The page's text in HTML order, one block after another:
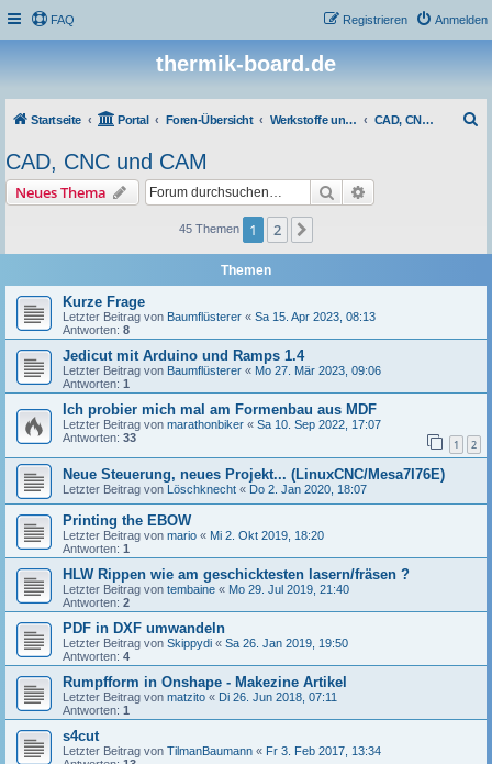
FAQ Anmelden
Registrieren
thermik-board.de
Startseite Portal Foren-Übersicht Werkstoffe und Bearbeitung CAD, CNC und CAM
CAD, CNC und CAM
Neues Thema Suche
45 Themen 1 2
Themen
Kurze Frage
Letzter Beitrag von Baumflüsterer « Sa 15. Apr 2023, 08:13
Antworten: 8
Jedicut mit Arduino und Ramps 1.4
Letzter Beitrag von Baumflüsterer « Mo 27. Mär 2023, 09:06
Antworten: 1
Ich probier mich mal am Formenbau aus MDF
Letzter Beitrag von marathonbiker « Sa 10. Sep 2022, 17:07
Antworten: 33 1 2
Neue Steuerung, neues Projekt... (LinuxCNC/Mesa7I76E)
Letzter Beitrag von Löschknecht « Do 2. Jan 2020, 18:07
Printing the EBOW
Letzter Beitrag von mario « Mi 2. Okt 2019, 18:20
Antworten: 1
HLW Rippen wie am geschicktesten lasern/fräsen ?
Letzter Beitrag von tembaine « Mo 29. Jul 2019, 21:40
Antworten: 2
PDF in DXF umwandeln
Letzter Beitrag von Skippydi « Sa 26. Jan 2019, 19:50
Antworten: 4
Rumpfform in Onshape - Makezine Artikel
Letzter Beitrag von matzito « Di 26. Jun 2018, 07:11
Antworten: 1
s4cut
Letzter Beitrag von TilmanBaumann « Fr 3. Feb 2017, 13:34